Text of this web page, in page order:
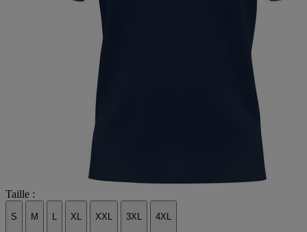
Taille :
S M L XL XXL 3XL 4XL